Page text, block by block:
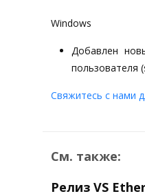
Windows
Добавлен
пользователя
Свяжитесь с нами
См. также:
Релиз VS